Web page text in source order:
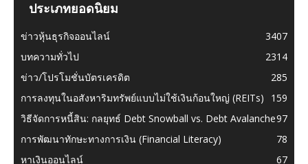
ประเภทยอดนิยม
ข่าวหุ้นธุรกิจออนไลน์
3407
บทความทั่วไป
2314
ข่าว/โปรโมชั่นบัตรเครดิต
285
การลงทุนในอสังหาริมทรัพย์แบบไม่ใช้เงินก้อนใหญ่ (REITs)
159
วิธีจัดการหนี้สิน: กลยุทธ์ Debt Snowball vs. Debt Avalanche97
การพัฒนาทักษะทางการเงิน (Financial Literacy)
78
หาเงินออนไลน์
67